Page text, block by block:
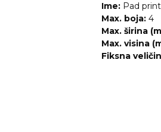
Ime: Pad
Max. boja: 4
Max. širina
Max. visina
Fiksna